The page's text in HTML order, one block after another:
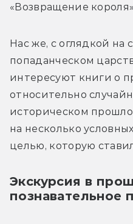
«Возвращение короля»
Нас же, с оглядкой на
попаданческом
интересуют книги о
относительно
историческом
на несколько
целью, которую
Экскурсия в
познавательное